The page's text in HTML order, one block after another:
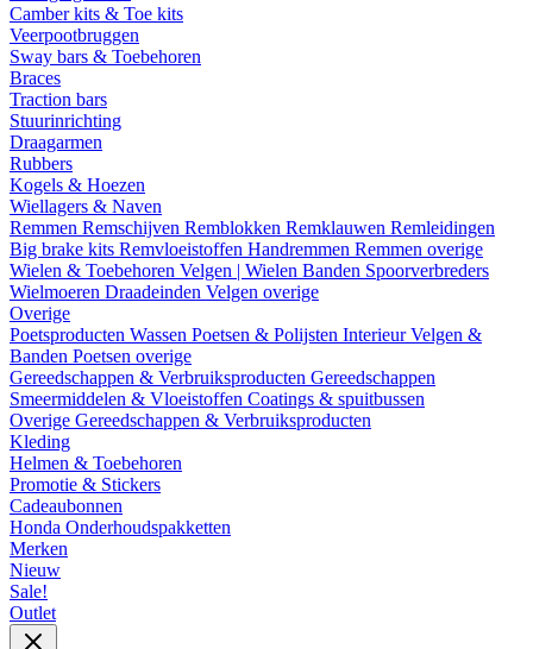
Camber kits & Toe kits
Veerpootbruggen
Sway bars & Toebehoren
Braces
Traction bars
Stuurinrichting
Draagarmen
Rubbers
Kogels & Hoezen
Wiellagers & Naven
Remmen Remschijven Remblokken Remklauwen Remleidingen
Big brake kits Remvloeistoffen Handremmen Remmen overige
Wielen & Toebehoren Velgen | Wielen Banden Spoorverbreders
Wielmoeren Draadeinden Velgen overige
Overige
Poetsproducten Wassen Poetsen & Polijsten InterieurVelgen &
Banden Poetsen overige
Gereedschappen & Verbruiksproducten Gereedschappen
Smeermiddelen & Vloeistoffen Coatings & spuitbussen
Overige Gereedschappen & Verbruiksproducten
Kleding
Helmen & Toebehoren
Promotie & Stickers
Cadeaubonnen
Honda Onderhoudspakketten
Merken
Nieuw
Sale!
Outlet